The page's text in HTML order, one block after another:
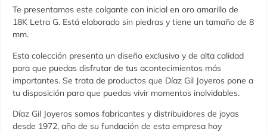
Te presentamos este colgante con inicial en oro amarillo de
18K Letra G. Está elaborado sin piedras y tiene un tamaño de 8
mm.
Esta colección presenta un diseño exclusivo y de alta calidad
para que puedas disfrutar de tus acontecimientos más
importantes. Se trata de productos que Díaz Gil Joyeros pone a
tu disposición para que puedas vivir momentos inolvidables.
Díaz Gil Joyeros somos fabricantes y distribuidores de joyas
desde 1972, año de su fundación de esta empresa hoy